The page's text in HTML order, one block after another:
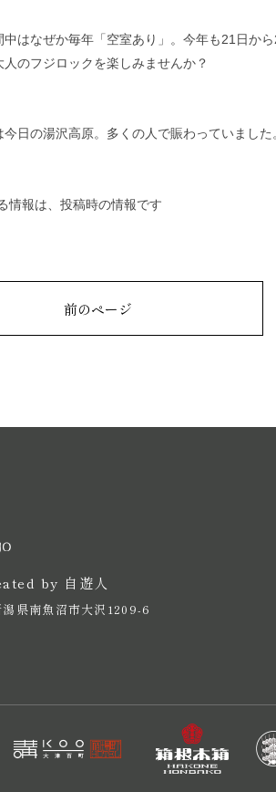
中はなぜか毎年「空室あり」。今年も21 日か
人のフジロックを楽しみませんか？
今日の湯沢高原。多くの人で賑わっていま した
情報は、投稿時の情報です
前のページ
by 自遊人
県南魚沼市大沢1209-6